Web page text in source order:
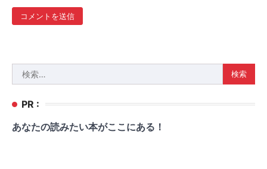
索:
PR :
あなたの読みたい本がここにある！